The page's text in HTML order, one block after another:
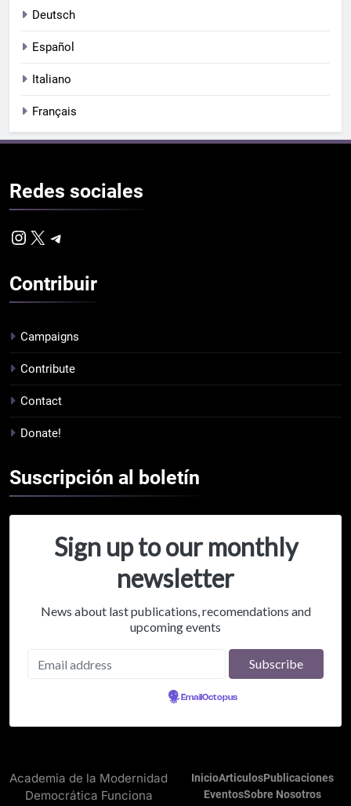
Deutsch
Español
Italiano
Français
Redes sociales
Instagram
Contribuir
Campaigns
Contribute
Contact
Donate!
Suscripción al boletín
Sign up to our monthly
newsletter
News about last publications, recomendations and
upcoming events
EmailOctopus
Academia de la Modernidad
Democrática Funciona
InicioArticulosPublicaciones
EventosSobre Nosotros